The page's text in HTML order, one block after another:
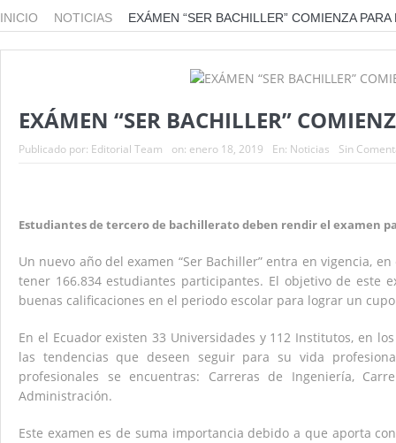
Switzerland and Ecuador Appeal for Treaty to
With the president of Ecuador Biden
Hope for a difficult-to-treat condition is
INICIO NOTICIAS EXÁMEN “SER BACHILLER” COMIENZA
EXÁMEN “SER BACHILLER”
Publicado por: Editorial Team on: enero 18, 2019 En: Noticias Sin
Estudiantes de tercero de bachillerato deben rendir el examen
Un nuevo año del examen “Ser Bachiller” entra en vigencia,
tener 166.834 estudiantes participantes. El objetivo de este
buenas calificaciones en el periodo escolar para lograr un
En el Ecuador existen 33 Universidades y 112 Institutos, en
las tendencias que deseen seguir para su vida
profesionales se encuentras: Carreras de Ingeniería,
Administración.
Este examen es de suma importancia debido a que aporta